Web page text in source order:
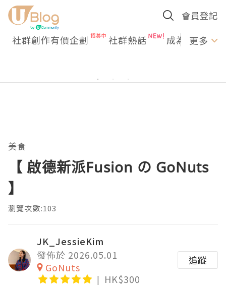
會員登記
社群創作有價企劃 社群熱話 成為U更多
美食
【 啟德新派Fusion の GoNuts
】
瀏覽次數:103
JK_JessieKim
發佈於 2026.05.01
GoNuts
HK$300
追蹤